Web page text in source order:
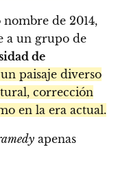
de 2014,
a un grupo de
de
paisaje diverso
corrección
en la era actual.
apenas